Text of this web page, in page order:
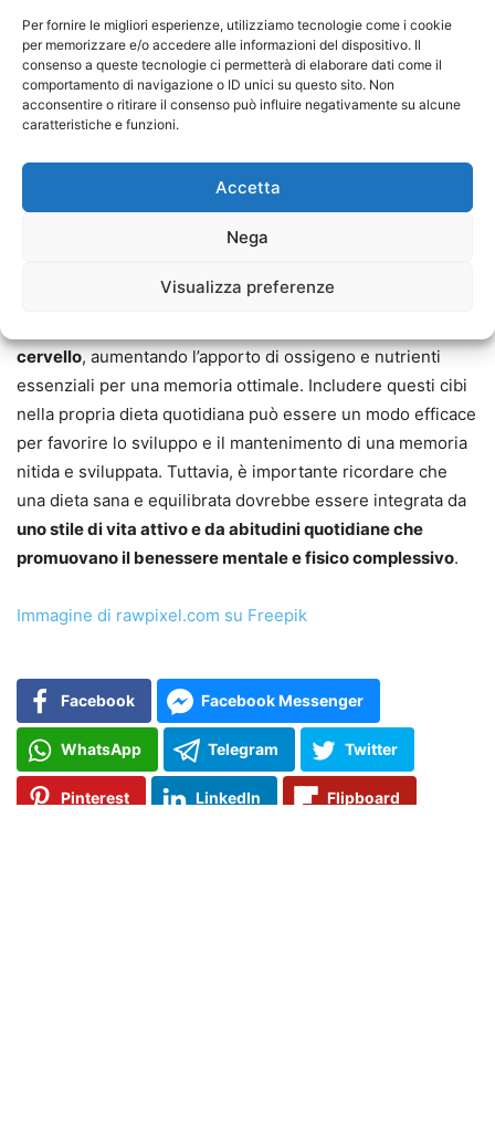
Per fornire le migliori esperienze, utilizziamo tecnologie come i cookie
per memorizzare e/o accedere alle informazioni del dispositivo. Il
consenso a queste tecnologie ci permetterà di elaborare dati come il
comportamento di navigazione o ID unici su questo sito. Non
acconsentire o ritirare il consenso può influire negativamente su alcune
caratteristiche e funzioni.
Accetta
Nega
Visualizza preferenze
ossidativo. L’olio d’oliva extra vergine è una componente
chiave della dieta mediterranea, che è stata associata a
numerosi benefici per la salute cerebrale. Ricco di grassi
monoinsaturi e antiossidanti,
memoria e la funzione cognitiva nel tempo.
, con il suo alto contenuto di cacao,
favorire la salute cerebrale. Consumato con moderazione,
cervello, aumentando l’apporto di ossigeno e nutrienti
essenziali per una memoria ottimale. Includere questi cibi
nella propria dieta quotidiana può essere un modo efficace
per favorire lo sviluppo e il mantenimento di una memoria
nitida e sviluppata. Tuttavia, è importante ricordare che
una dieta sana e equilibrata dovrebbe essere integrata da
uno stile di vita attivo e da abitudini quotidiane che
promuovano il benessere mentale e fisico complessivo.
Immagine di rawpixel.com su Freepik
Facebook Facebook Messenger
WhatsApp Telegram Twitter
Pinterest LinkedIn Flipboard